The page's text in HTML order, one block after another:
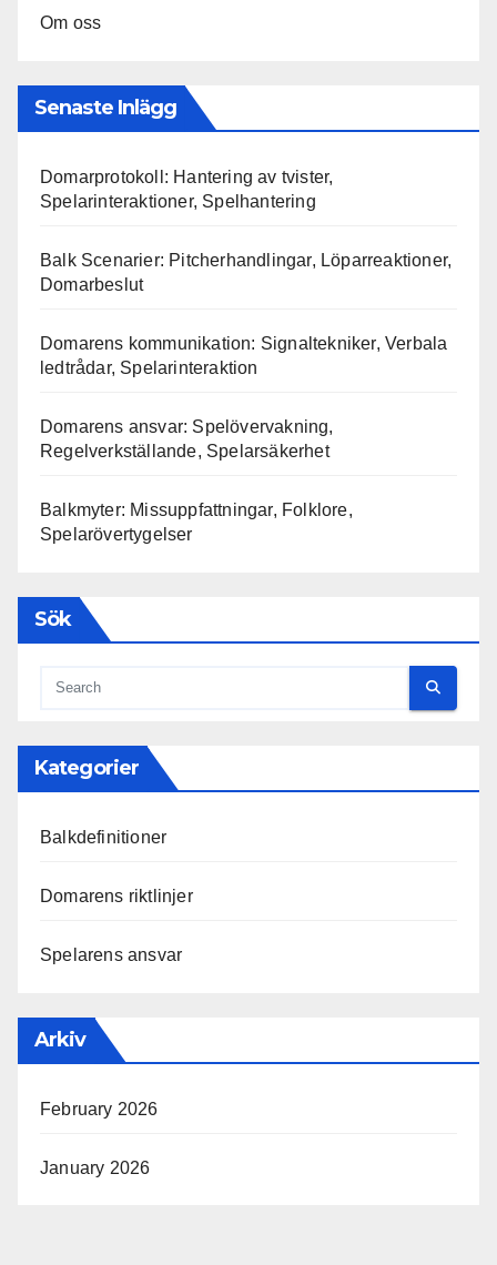
Om oss
Senaste Inlägg
Domarprotokoll: Hantering av tvister,
Spelarinteraktioner, Spelhantering
Balk Scenarier: Pitcherhandlingar, Löparreaktioner,
Domarbeslut
Domarens kommunikation: Signaltekniker, Verbala
ledtrådar, Spelarinteraktion
Domarens ansvar: Spelövervakning,
Regelverkställande, Spelarsäkerhet
Balkmyter: Missuppfattningar, Folklore,
Spelarövertygelser
Sök
Kategorier
Balkdefinitioner
Domarens riktlinjer
Spelarens ansvar
Arkiv
February 2026
January 2026